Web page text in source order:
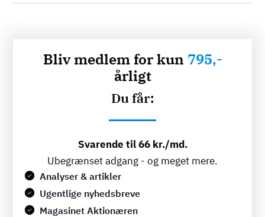
Bliv medlem for kun 795,-
årligt
Du får:
Svarende til 66 kr./md.
Ubegrænset adgang - og meget mere.
Analyser & artikler
Ugentlige nyhedsbreve
Magasinet Aktionæren